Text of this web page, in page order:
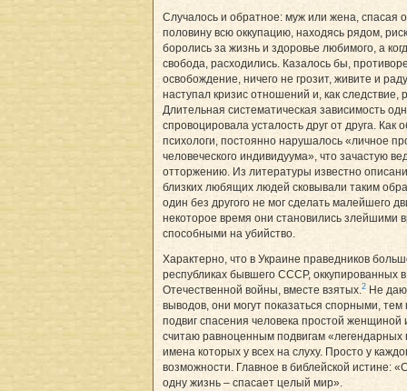
Случалось и обратное: муж или жена, спасая
половину всю оккупацию, находясь рядом,
боролись за жизнь и здоровье любимого, а
свобода, расходились. Казалось бы,
осво­бождение, ничего не грозит, живите и
наступал кризис отношений и, как следствие,
Длительная систематическая зависимость
спровоцировала уста­лость друг от друга. Как
психологи, постоянно нарушалось «личное
человеческого индивидуума», что зачастую
отторжению. Из литературы известно
близких любящих людей сковывали таким
один без другого не мог сделать малейшего
некоторое время они становились злейшими
способными на убийство.
Характерно, что в Украине праведников
республиках бывшего СССР, оккупированных
Отечественной войны, вместе взятых. 2 Не даю
выводов, они могут показаться спорными,
подвиг спасения человека простой женщиной
считаю равноценным подвигам «легендарных
имена которых у всех на слуху. Просто у
возможности. Главное в библейской истине:
одну жизнь – спа­сает целый мир».